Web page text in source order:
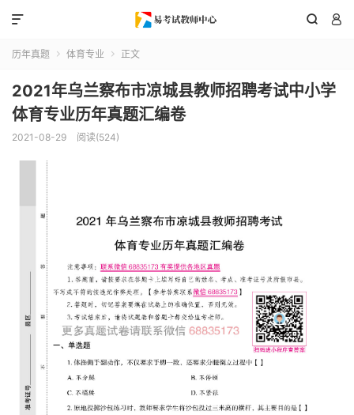
 

历年真题  体育专业  正文
2021年乌兰察布市凉城县教师招聘考试中小学
体育专业历年真题汇编卷
2021-08-29 阅读(524)